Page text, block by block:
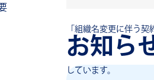
「組織名変更に伴う
しています。
お知ら